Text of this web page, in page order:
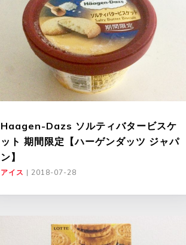
Haagen-Dazs ソルティバタービスケ
ット 期間限定【ハーゲンダッツ ジャパ
ン】
アイス | 2018-07-28